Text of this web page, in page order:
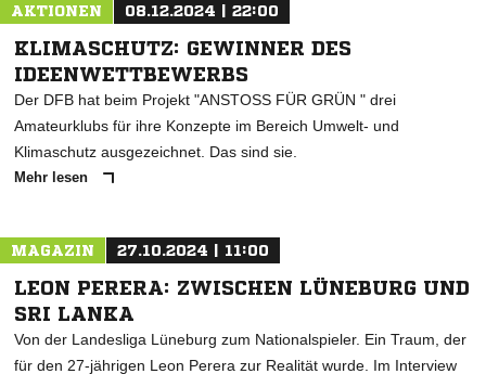
AKTIONEN 08.12.2024 | 22:00
KLIMASCHUTZ: GEWINNER DES
IDEENWETTBEWERBS
Der DFB hat beim Projekt "ANSTOSS FÜR GRÜN " drei
Amateurklubs für ihre Konzepte im Bereich Umwelt- und
Klimaschutz ausgezeichnet. Das sind sie.
Mehr lesen
MAGAZIN 27.10.2024 | 11:00
LEON PERERA: ZWISCHEN LÜNEBURG UND
SRI LANKA
Von der Landesliga Lüneburg zum Nationalspieler. Ein Traum, der
für den 27-jährigen Leon Perera zur Realität wurde. Im Interview